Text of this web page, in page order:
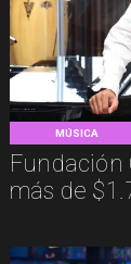
MÚSICA
Fundación
más de